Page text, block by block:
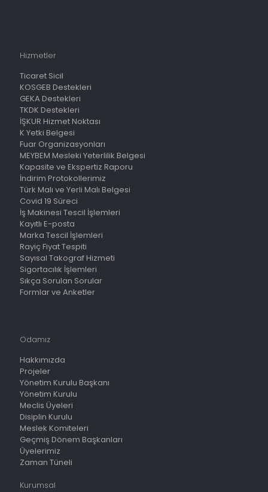
Hizmetler
Ticaret Sicil
KOSGEB Destekleri
GEKA Destekleri
TKDK Destekleri
İŞKUR Hizmet Noktası
K Yetki Belgesi
Fuar Organizasyonları
MEYBEM Mesleki Yeterlilik Belgesi
Kapasite ve Ekspertiz Raporu
İndirim Protokollerimiz
Türk Malı ve Yerli Malı Belgesi
Covid 19 Süreci
İş Makinesi Tescil İşlemleri
Kayıtlı E-posta
Marka Tescil İşlemleri
Rayiç Fiyat Tespiti
Sayısal Takograf Hizmeti
Sigortacılık İşlemleri
Sıkça Sorulan Sorular
Formlar ve Anketler
Odamız
Hakkımızda
Projeler
Yönetim Kurulu Başkanı
Yönetim Kurulu
Meclis Üyeleri
Disiplin Kurulu
Meslek Komiteleri
Geçmiş Dönem Başkanları
Üyelerimiz
Zaman Tüneli
Kurumsal